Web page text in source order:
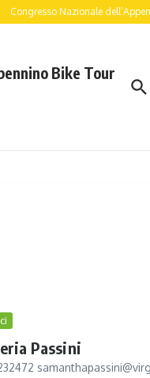
Congresso Nazionale
Bike Tour
Passini